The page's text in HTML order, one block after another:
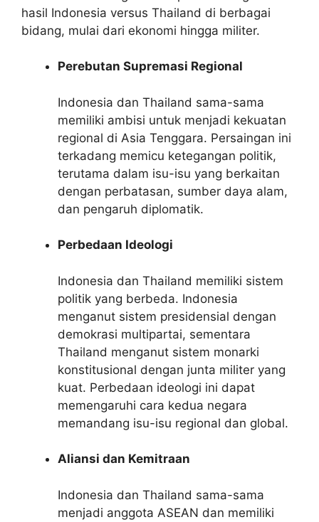
hasil Indonesia versus Thailand di berbagai
bidang, mulai dari ekonomi hingga militer.
Perebutan Supremasi Regional
Indonesia dan Thailand sama-sama
memiliki ambisi untuk menjadi kekuatan
regional di Asia Tenggara. Persaingan ini
terkadang memicu ketegangan politik,
terutama dalam isu-isu yang berkaitan
dengan perbatasan, sumber daya alam,
dan pengaruh diplomatik.
Perbedaan Ideologi
Indonesia dan Thailand memiliki sistem
politik yang berbeda. Indonesia
menganut sistem presidensial dengan
demokrasi multipartai, sementara
Thailand menganut sistem monarki
konstitusional dengan junta militer yang
kuat. Perbedaan ideologi ini dapat
memengaruhi cara kedua negara
memandang isu-isu regional dan global.
Aliansi dan Kemitraan
Indonesia dan Thailand sama-sama
menjadi anggota ASEAN dan memiliki